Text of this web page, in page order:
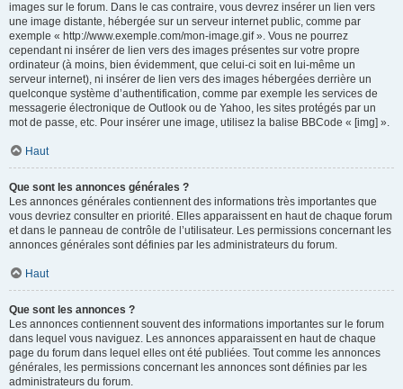
images sur le forum. Dans le cas contraire, vous devrez insérer un lien vers
une image distante, hébergée sur un serveur internet public, comme par
exemple « http://www.exemple.com/mon-image.gif ». Vous ne pourrez
cependant ni insérer de lien vers des images présentes sur votre propre
ordinateur (à moins, bien évidemment, que celui-ci soit en lui-même un
serveur internet), ni insérer de lien vers des images hébergées derrière un
quelconque système d’authentification, comme par exemple les services de
messagerie électronique de Outlook ou de Yahoo, les sites protégés par un
mot de passe, etc. Pour insérer une image, utilisez la balise BBCode « [img] ».
Haut
Que sont les annonces générales ?
Les annonces générales contiennent des informations très importantes que
vous devriez consulter en priorité. Elles apparaissent en haut de chaque forum
et dans le panneau de contrôle de l’utilisateur. Les permissions concernant les
annonces générales sont définies par les administrateurs du forum.
Haut
Que sont les annonces ?
Les annonces contiennent souvent des informations importantes sur le forum
dans lequel vous naviguez. Les annonces apparaissent en haut de chaque
page du forum dans lequel elles ont été publiées. Tout comme les annonces
générales, les permissions concernant les annonces sont définies par les
administrateurs du forum.